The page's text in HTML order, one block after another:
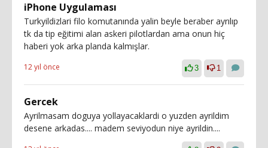
iPhone Uygulaması
Turkyildizlari filo komutanında yalin beyle beraber ayrılıp
tk da tip eğitimi alan askeri pilotlardan ama onun hiç
haberi yok arka planda kalmışlar.
12 yıl önce 3 1
Gercek
Ayrilmasam doguya yollayacaklardi o yuzden ayrildim
desene arkadas.... madem seviyodun niye ayrildin....